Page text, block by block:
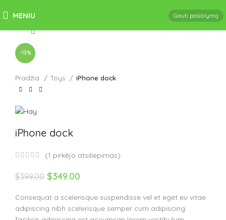
MENIU Gauti pasiūlymą
-13%
Click to enlarge
Pradžia Toys iPhone dock
iPhone dock
(1 pirkėjo atsiliepimas)
$399.00 $349.00
Consequat a scelerisque suspendisse vel et eget eu vitae
adipiscing nibh scelerisque semper cum adipiscing